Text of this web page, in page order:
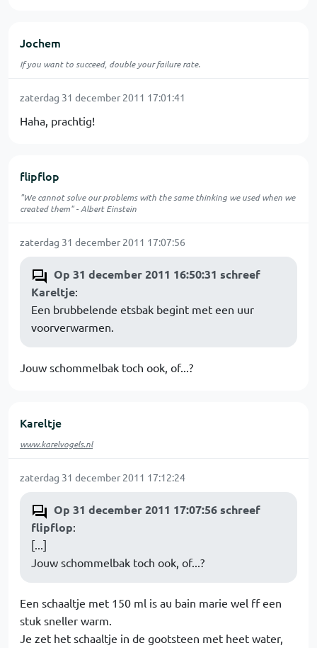
Jochem
If you want to succeed, double your failure rate.
zaterdag 31 december 2011 17:01:41
Haha, prachtig!
flipflop
"We cannot solve our problems with the same thinking we used when we
created them" - Albert Einstein
zaterdag 31 december 2011 17:07:56
Op 31 december 2011 16:50:31 schreef
Kareltje:
Een brubbelende etsbak begint met een uur
voorverwarmen.
Jouw schommelbak toch ook, of...?
Kareltje
www.karelvogels.nl
zaterdag 31 december 2011 17:12:24
Op 31 december 2011 17:07:56 schreef
flipflop:
[...]
Jouw schommelbak toch ook, of...?
Een schaaltje met 150 ml is au bain marie wel ff een
stuk sneller warm.
Je zet het schaaltje in de gootsteen met heet water,